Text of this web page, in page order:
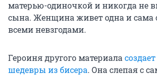
матерью-одиночкой и никогда не
сына. Женщина живет одна и сама
всеми невзгодами.
Героиня другого материала
шедевры из бисера. Она слепая с